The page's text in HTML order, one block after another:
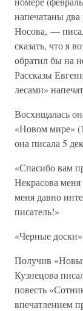
напечатаны два
Носова, —
сказать, что я
обратил бы на
Рассказы
лесами»
Восхищалась
«Новом мире»
она писала 5
«Спасибо вам
Некрасова
меня давно
писатель!»
«Черные
Получив
Кузнецова
повесть
впечатлением